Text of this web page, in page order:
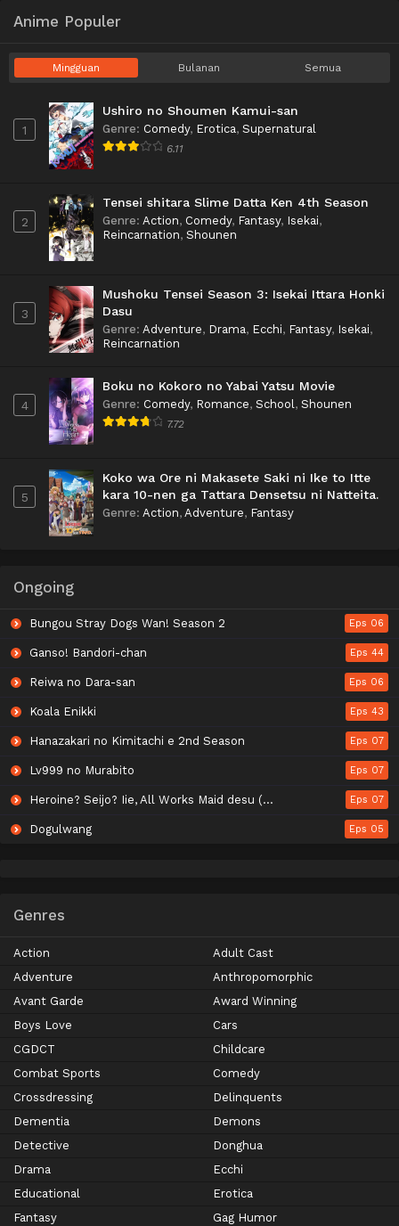
Anime Populer
Mingguan Bulanan Semua
1
Ushiro no Shoumen Kamui-san
Genre: Comedy, Erotica, Supernatural
6.11
2
Tensei shitara Slime Datta Ken 4th Season
Genre: Action, Comedy, Fantasy, Isekai,
Reincarnation, Shounen
3
Mushoku Tensei Season 3: Isekai Ittara Honki
Dasu
Genre: Adventure, Drama, Ecchi, Fantasy, Isekai,
Reincarnation
4
Boku no Kokoro no Yabai Yatsu Movie
Genre: Comedy, Romance, School, Shounen
7.72
5
Koko wa Ore ni Makasete Saki ni Ike to Itte
kara 10-nen ga Tattara Densetsu ni Natteita.
Genre: Action, Adventure, Fantasy
Ongoing
Bungou Stray Dogs Wan! Season 2 Eps 06
Ganso! Bandori-chan Eps 44
Reiwa no Dara-san Eps 06
Koala Enikki Eps 43
Hanazakari no Kimitachi e 2nd Season Eps 07
Lv999 no Murabito Eps 07
Heroine? Seijo? Iie, All Works Maid desu (Hokori)! Eps 07
Dogulwang Eps 05
Genres
Action
Adult Cast
Adventure
Anthropomorphic
Avant Garde
Award Winning
Boys Love
Cars
CGDCT
Childcare
Combat Sports
Comedy
Crossdressing
Delinquents
Dementia
Demons
Detective
Donghua
Drama
Ecchi
Educational
Erotica
Fantasy
Gag Humor